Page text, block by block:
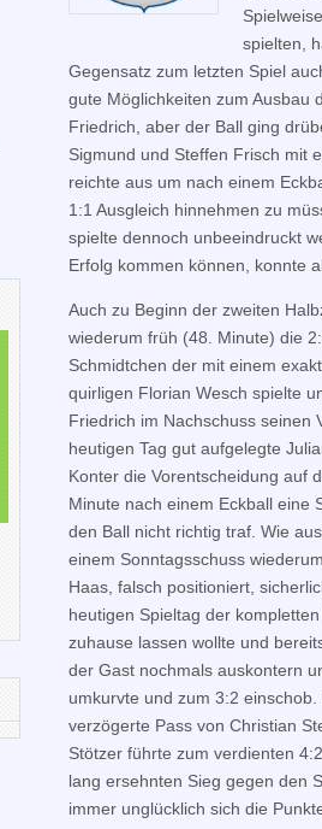
spielten,
Gegensatz zum letzten Spiel
gute Möglichkeiten zum Ausbau
Friedrich, aber der Ball ging
Sigmund und Steffen Frisch mit
reichte aus um nach einem
1:1 Ausgleich hinnehmen zu
spielte dennoch unbeeindruckt
Erfolg kommen können, konnte
Auch zu Beginn der zweiten
wiederum früh (48. Minute) die
Schmidtchen der mit einem
quirligen Florian Wesch spielte
Friedrich im Nachschuss seinen
heutigen Tag gut aufgelegte
Konter die Vorentscheidung auf
Minute nach einem Eckball eine
den Ball nicht richtig traf. Wie
einem Sonntagsschuss
Haas, falsch positioniert,
heutigen Spieltag der
zuhause lassen wollte und
der Gast nochmals auskontern
umkurvte und zum 3:2
verzögerte Pass von Christian
Stötzer führte zum verdienten
lang ersehnten Sieg gegen den
immer unglücklich sich die